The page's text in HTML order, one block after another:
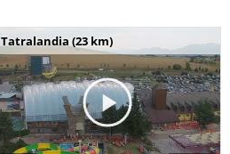
Tatralandia (23 km)